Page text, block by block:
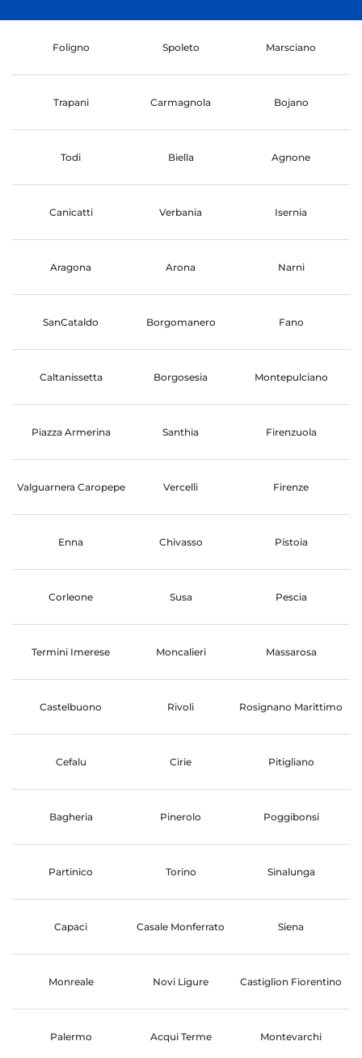
Foligno Spoleto Marsciano
Trapani Carmagnola Bojano
Todi Biella Agnone
Canicatti Verbania Isernia
Aragona Arona Narni
SanCataldo Borgomanero Fano
Caltanissetta Borgosesia Montepulciano
Piazza Armerina Santhia Firenzuola
Valguarnera Caropepe Vercelli Firenze
Enna Chivasso Pistoia
Corleone Susa Pescia
Termini Imerese Moncalieri Massarosa
Castelbuono Rivoli Rosignano Marittimo
Cefalu Cirie Pitigliano
Bagheria Pinerolo Poggibonsi
Partinico Torino Sinalunga
Capaci Casale Monferrato Siena
Monreale Novi Ligure Castiglion Fiorentino
Palermo Acqui Terme Montevarchi